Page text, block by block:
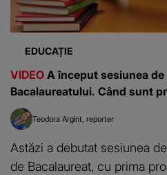
EDUCAȚIE
VIDEO A început sesiunea de
Bacalaureatului. Când sunt
Teodora Argint reporter
Astăzi a debutat sesiunea
de Bacalaureat, cu prima